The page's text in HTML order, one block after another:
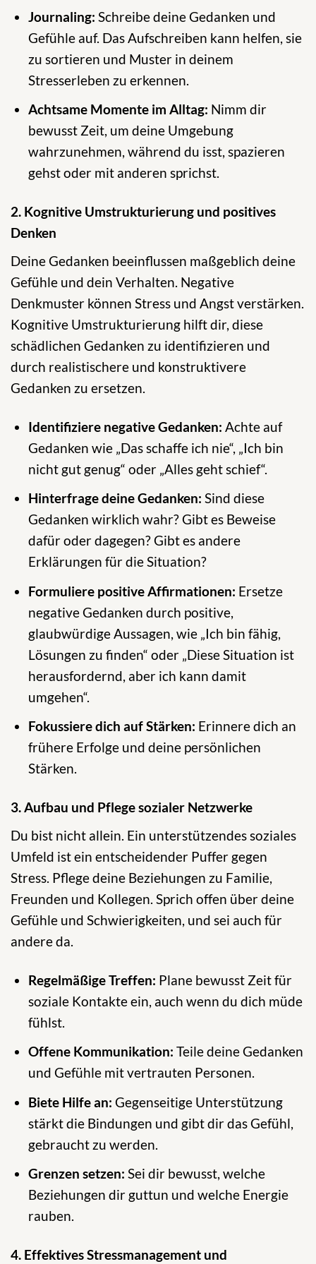
Journaling: Schreibe deine Gedanken und
Gefühle auf. Das Aufschreiben kann helfen, sie
zu sortieren und Muster in deinem
Stresserleben zu erkennen.
Achtsame Momente im Alltag: Nimm dir
bewusst Zeit, um deine Umgebung
wahrzunehmen, während du isst, spazieren
gehst oder mit anderen sprichst.
2. Kognitive Umstrukturierung und positives
Denken
Deine Gedanken beeinflussen maßgeblich deine
Gefühle und dein Verhalten. Negative
Denkmuster können Stress und Angst verstärken.
Kognitive Umstrukturierung hilft dir, diese
schädlichen Gedanken zu identifizieren und
durch realistischere und konstruktivere
Gedanken zu ersetzen.
Identifiziere negative Gedanken: Achte auf
Gedanken wie „Das schaffe ich nie“, „Ich bin
nicht gut genug“ oder „Alles geht schief“.
Hinterfrage deine Gedanken: Sind diese
Gedanken wirklich wahr? Gibt es Beweise
dafür oder dagegen? Gibt es andere
Erklärungen für die Situation?
Formuliere positive Affirmationen: Ersetze
negative Gedanken durch positive,
glaubwürdige Aussagen, wie „Ich bin fähig,
Lösungen zu finden“ oder „Diese Situation ist
herausfordernd, aber ich kann damit
umgehen“.
Fokussiere dich auf Stärken: Erinnere dich an
frühere Erfolge und deine persönlichen
Stärken.
3. Aufbau und Pflege sozialer Netzwerke
Du bist nicht allein. Ein unterstützendes soziales
Umfeld ist ein entscheidender Puffer gegen
Stress. Pflege deine Beziehungen zu Familie,
Freunden und Kollegen. Sprich offen über deine
Gefühle und Schwierigkeiten, und sei auch für
andere da.
Regelmäßige Treffen: Plane bewusst Zeit für
soziale Kontakte ein, auch wenn du dich müde
fühlst.
Offene Kommunikation: Teile deine Gedanken
und Gefühle mit vertrauten Personen.
Biete Hilfe an: Gegenseitige Unterstützung
stärkt die Bindungen und gibt dir das Gefühl,
gebraucht zu werden.
Grenzen setzen: Sei dir bewusst, welche
Beziehungen dir guttun und welche Energie
rauben.
4. Effektives Stressmanagement und